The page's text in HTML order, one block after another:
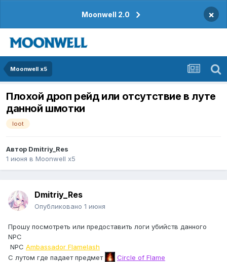
Moonwell 2.0 ×
Moonwell x5
Плохой дроп рейд или отсутствие в луте
данной шмотки
loot
Автор Dmitriy_Res
1 июня в Moonwell x5
Dmitriy_Res
Опубликовано 1 июня
Прошу посмотреть или предоставить логи убийств данного
NPC
NPC Ambassador Flamelash
С лутом где падает предмет
Circle of Flame